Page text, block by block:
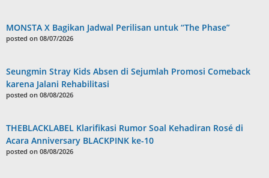
MONSTA X Bagikan Jadwal Perilisan untuk “The Phase”
posted on 08/07/2026
Seungmin Stray Kids Absen di Sejumlah Promosi Comeback
karena Jalani Rehabilitasi
posted on 08/08/2026
THEBLACKLABEL Klarifikasi Rumor Soal Kehadiran Rosé di
Acara Anniversary BLACKPINK ke-10
posted on 08/08/2026